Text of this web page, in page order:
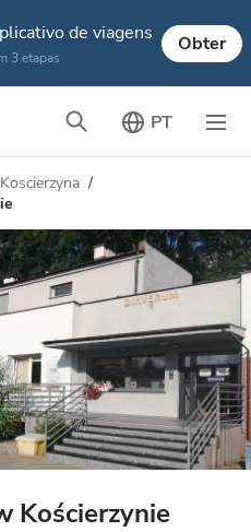
de viagens
3 etapas
Obter
PT
Koscierzyna
Kościerzynie